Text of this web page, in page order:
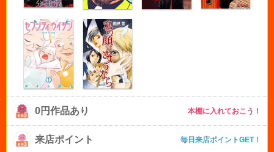
0円作品あり 本棚に入れておこう！
来店ポイント 毎日来店ポイントGET！